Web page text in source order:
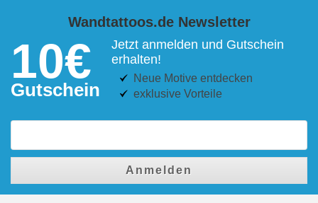
Wandtattoos.de Newsletter
10€
Gutschein
Jetzt anmelden und Gutschein
erhalten!
Neue Motive entdecken
exklusive Vorteile
Anmelden